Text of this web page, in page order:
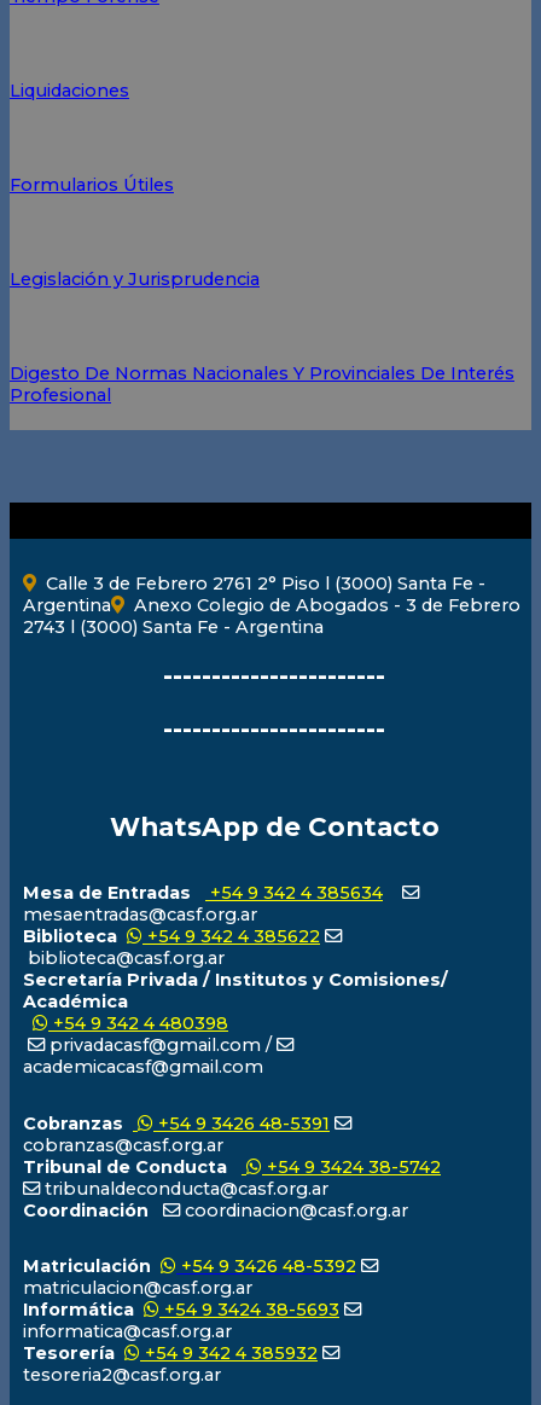
Liquidaciones
Formularios Útiles
Legislación y Jurisprudencia
Digesto De Normas Nacionales Y Provinciales De Interés
Profesional
Calle 3 de Febrero 2761 2° Piso l (3000) Santa Fe -
Argentina
Anexo Colegio de Abogados - 3 de Febrero
2743 l (3000) Santa Fe - Argentina
-----------------------
-----------------------
WhatsApp de Contacto
Mesa de Entradas
+54 9 342 4 385634
mesaentradas@casf.org.ar
Biblioteca
+54 9 342 4 385622
biblioteca@casf.org.ar
Secretaría Privada / Institutos y Comisiones/
Académica
+54 9 342 4 480398
privadacasf@gmail.com /
academicacasf@gmail.com
Cobranzas
+54 9 3426 48-5391
cobranzas@casf.org.ar
Tribunal de Conducta
+54 9 3424 38-5742
tribunaldeconducta@casf.org.ar
Coordinación
coordinacion@casf.org.ar
Matriculación
+54 9 3426 48-5392
matriculacion@casf.org.ar
Informática
+54 9 3424 38-5693
informatica@casf.org.ar
Tesorería
+54 9 342 4 385932
tesoreria2@casf.org.ar